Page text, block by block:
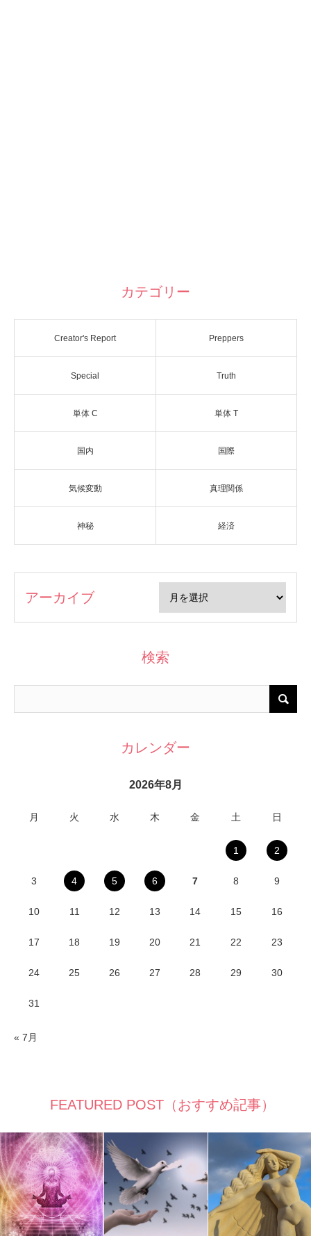
カテゴリー
Creator's Report Preppers
Special Truth
単体 C 単体 T
国内 国際
気候変動 真理関係
神秘 経済
アーカイブ
検索
カレンダー
2026年8月
月 火 水 木 金 土 日
1 2
3 4 5 6 7 8 9
10 11 12 13 14 15 16
17 18 19 20 21 22 23
24 25 26 27 28 29 30
31
« 7月
FEATURED POST（おすすめ記事）